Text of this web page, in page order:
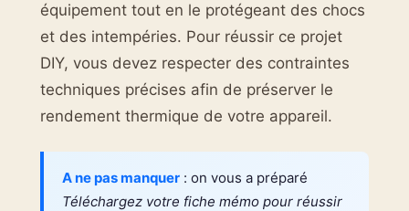
équipement tout en le protégeant des chocs
et des intempéries. Pour réussir ce projet
DIY, vous devez respecter des contraintes
techniques précises afin de préserver le
rendement thermique de votre appareil.
A ne pas manquer : on vous a préparé
Téléchargez votre fiche mémo pour réussir